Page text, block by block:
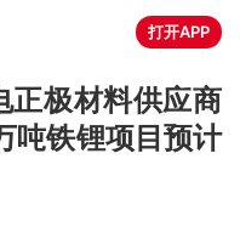
打开APP
正极材料供应商
吨铁锂项目预计